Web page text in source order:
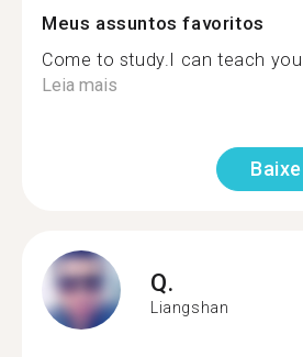
Meus assuntos favoritos
Come to study.I can teach you
Leia mais
Q.
Liangshan